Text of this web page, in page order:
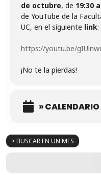
> BUSCAR EN UN MES
de octubre, de 19:30
de YouTube de la
UC, en el siguiente link:
https://youtu.be/
¡No te la pierdas!
» CALENDARIO